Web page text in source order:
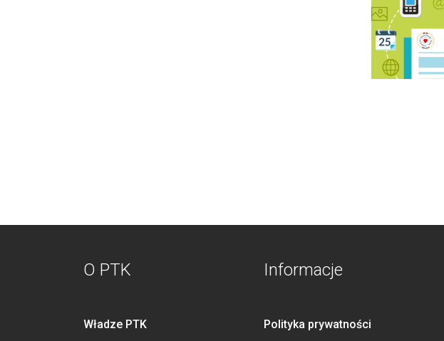
O PTK
Władze PTK
Informacje
Polityka prywatności